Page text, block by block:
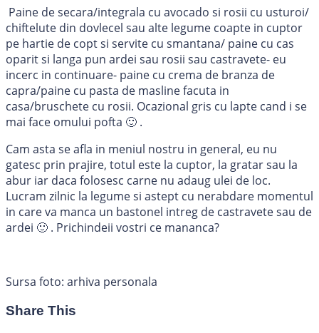
Paine de secara/integrala cu avocado si rosii cu usturoi/
chiftelute din dovlecel sau alte legume coapte in cuptor
pe hartie de copt si servite cu smantana/ paine cu cas
oparit si langa pun ardei sau rosii sau castravete- eu
incerc in continuare- paine cu crema de branza de
capra/paine cu pasta de masline facuta in
casa/bruschete cu rosii. Ocazional gris cu lapte cand i se
mai face omului pofta 🙂 .
Cam asta se afla in meniul nostru in general, eu nu
gatesc prin prajire, totul este la cuptor, la gratar sau la
abur iar daca folosesc carne nu adaug ulei de loc.
Lucram zilnic la legume si astept cu nerabdare momentul
in care va manca un bastonel intreg de castravete sau de
ardei 🙂 . Prichindeii vostri ce mananca?
Sursa foto: arhiva personala
Share This